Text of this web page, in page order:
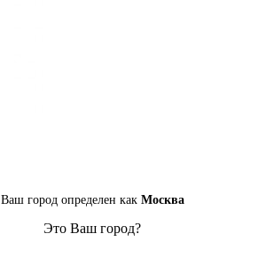
Ваш город определен как Москва
Это Ваш город?